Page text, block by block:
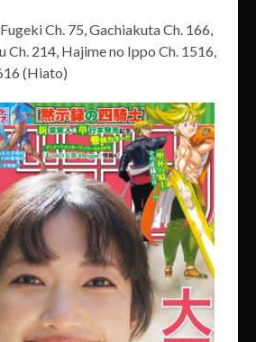
Ch. 75, Gachiakuta Ch. 166,
Ch. 214, Hajime no Ippo Ch. 1516,
(Hiato)